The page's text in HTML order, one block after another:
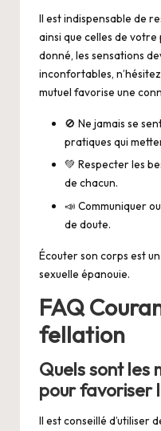
Il est indispensable de
ainsi que celles de
donné, les sensations
inconfortables,
mutuel favorise une
🚫 Ne jamais se
pratiques qui
💚 Respecter les
de chacun.
📣 Communiquer
de doute.
Écouter son corps est
sexuelle épanouie.
FAQ
fellation
Quels sont les
pour favoriser
Il est conseillé d’utiliser